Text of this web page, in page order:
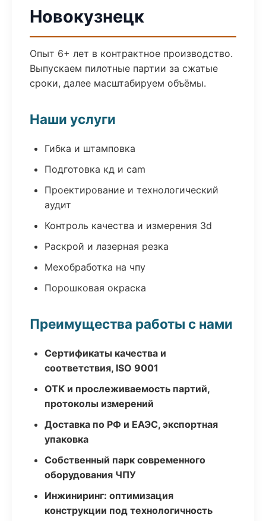
Новокузнецк
Опыт 6+ лет в контрактное производство.
Выпускаем пилотные партии за сжатые
сроки, далее масштабируем объёмы.
Наши услуги
Гибка и штамповка
Подготовка кд и cam
Проектирование и технологический
аудит
Контроль качества и измерения 3d
Раскрой и лазерная резка
Мехобработка на чпу
Порошковая окраска
Преимущества работы с нами
Сертификаты качества и
соответствия, ISO 9001
ОТК и прослеживаемость партий,
протоколы измерений
Доставка по РФ и ЕАЭС, экспортная
упаковка
Собственный парк современного
оборудования ЧПУ
Инжиниринг: оптимизация
конструкции под технологичность